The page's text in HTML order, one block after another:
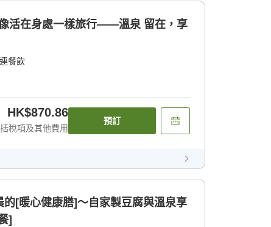
活在身處一樣旅行——溫泉 留在，享
餐飲
HK$870.86
稅項及其他費用
預訂
的[暖心健康膳]〜自家製豆腐與溫泉享
]